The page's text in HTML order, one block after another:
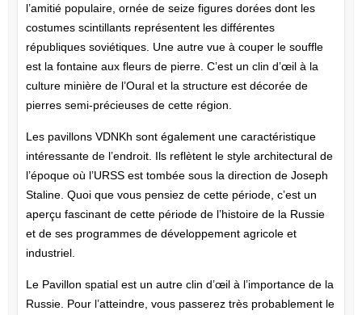
l’amitié populaire, ornée de seize figures dorées dont les
costumes scintillants représentent les différentes
républiques soviétiques. Une autre vue à couper le souffle
est la fontaine aux fleurs de pierre. C’est un clin d’œil à la
culture minière de l’Oural et la structure est décorée de
pierres semi-précieuses de cette région.
Les pavillons VDNKh sont également une caractéristique
intéressante de l’endroit. Ils reflètent le style architectural de
l’époque où l’URSS est tombée sous la direction de Joseph
Staline. Quoi que vous pensiez de cette période, c’est un
aperçu fascinant de cette période de l’histoire de la Russie
et de ses programmes de développement agricole et
industriel.
Le Pavillon spatial est un autre clin d’œil à l’importance de la
Russie. Pour l’atteindre, vous passerez très probablement le